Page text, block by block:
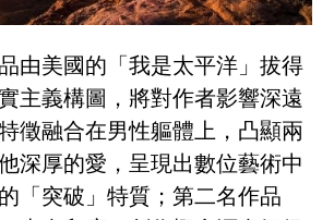
由美國的「我是太平洋」拔得
主義構圖，將對作者影響深遠
徵融合在男性軀體上，凸顯兩
深厚的愛，呈現出數位藝術中
「突破」特質；第二名作品